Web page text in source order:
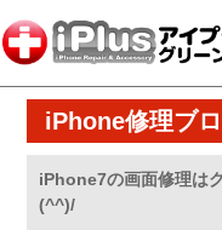
iPhone修理ブ
iPhone7の画面修理は
(^^)/